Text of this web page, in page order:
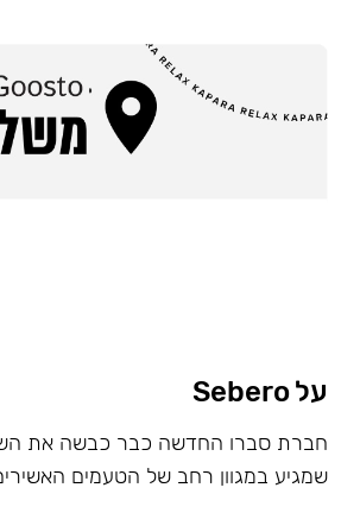
על Sebero
חברת סברו החדשה כבר כבשה את
שמגיע במגוון רחב של הטעמים